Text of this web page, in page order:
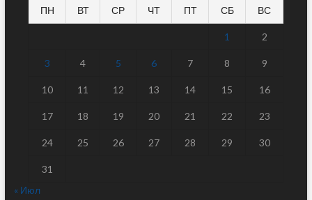
ПН ВТ СР ЧТ ПТ СБ ВС
1 2
3 4 5 6 7 8 9
10 11 12 13 14 15 16
17 18 19 20 21 22 23
24 25 26 27 28 29 30
31
« Июл